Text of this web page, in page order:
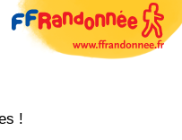
!